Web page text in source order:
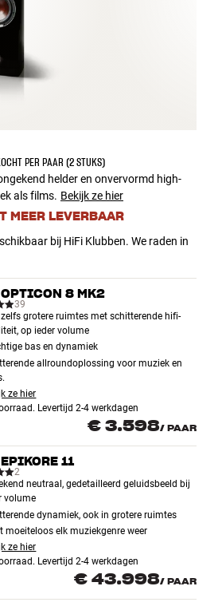
PER PAAR (2 STUKS)
helder en onvervormd high-
als films. Bekijk ze hier
MEER LEVERBAAR
bij HiFi Klubben. We raden in
8 MK2
39
grotere ruimtes met schitterende hifi-
op ieder volume
bas en dynamiek
allroundoplossing voor muziek en
ze hier
Levertijd 2-4 werkdagen
€ 3.598/ PAAR
11
2
neutraal, gedetailleerd geluidsbeeld bij
volume
dynamiek, ook in grotere ruimtes
moeiteloos elk muziekgenre weer
ze hier
Levertijd 2-4 werkdagen
€ 43.998/ PAAR